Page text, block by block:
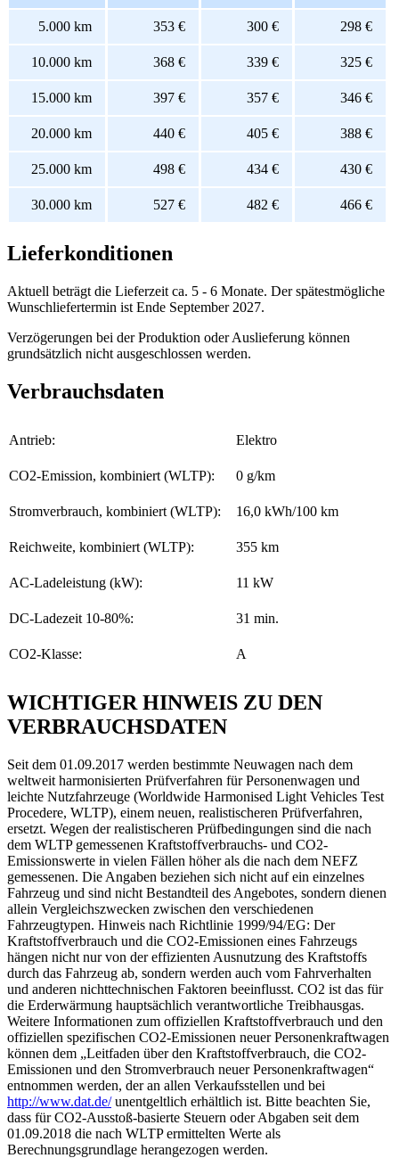
5.000 km 353 € 300 € 298 €
10.000 km 368 € 339 € 325 €
15.000 km 397 € 357 € 346 €
20.000 km 440 € 405 € 388 €
25.000 km 498 € 434 € 430 €
30.000 km 527 € 482 € 466 €
Lieferkonditionen
Aktuell beträgt die Lieferzeit ca. 5 - 6 Monate. Der spätestmögliche
Wunschliefertermin ist Ende September 2027.
Verzögerungen bei der Produktion oder Auslieferung können
grundsätzlich nicht ausgeschlossen werden.
Verbrauchsdaten
Antrieb: Elektro
CO2-Emission, kombiniert (WLTP): 0 g/km
Stromverbrauch, kombiniert (WLTP): 16,0 kWh/100 km
Reichweite, kombiniert (WLTP): 355 km
AC-Ladeleistung (kW): 11 kW
DC-Ladezeit 10-80%: 31 min.
CO2-Klasse: A
WICHTIGER HINWEIS ZU DEN
VERBRAUCHSDATEN
Seit dem 01.09.2017 werden bestimmte Neuwagen nach dem
weltweit harmonisierten Prüfverfahren für Personenwagen und
leichte Nutzfahrzeuge (Worldwide Harmonised Light Vehicles Test
Procedere, WLTP), einem neuen, realistischeren Prüfverfahren,
ersetzt. Wegen der realistischeren Prüfbedingungen sind die nach
dem WLTP gemessenen Kraftstoffverbrauchs- und CO2-
Emissionswerte in vielen Fällen höher als die nach dem NEFZ
gemessenen. Die Angaben beziehen sich nicht auf ein einzelnes
Fahrzeug und sind nicht Bestandteil des Angebotes, sondern dienen
allein Vergleichszwecken zwischen den verschiedenen
Fahrzeugtypen. Hinweis nach Richtlinie 1999/94/EG: Der
Kraftstoffverbrauch und die CO2-Emissionen eines Fahrzeugs
hängen nicht nur von der effizienten Ausnutzung des Kraftstoffs
durch das Fahrzeug ab, sondern werden auch vom Fahrverhalten
und anderen nichttechnischen Faktoren beeinflusst. CO2 ist das für
die Erderwärmung hauptsächlich verantwortliche Treibhausgas.
Weitere Informationen zum offiziellen Kraftstoffverbrauch und den
offiziellen spezifischen CO2-Emissionen neuer Personenkraftwagen
können dem „Leitfaden über den Kraftstoffverbrauch, die CO2-
Emissionen und den Stromverbrauch neuer Personenkraftwagen“
entnommen werden, der an allen Verkaufsstellen und bei
http://www.dat.de/unentgeltlich erhältlich ist. Bitte beachten Sie,
dass für CO2-Ausstoß-basierte Steuern oder Abgaben seit dem
01.09.2018 die nach WLTP ermittelten Werte als
Berechnungsgrundlage herangezogen werden.